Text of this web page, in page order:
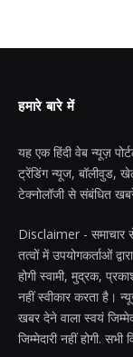
हमारे बारे में
यह एक हिंदी वेब न्यूज़
ट्रेंडिंग न्यूज, बॉलीवुड,
टेक्नोलॉजी से संबंधित
Disclaimer - समाचार
तत्वों में उपयोगकर्ताओं
होगी स्वामी, मुद्रक,
नहीं स्वीकार करता है।
खबर देने वाला स्वयं
जिम्मेदारी नहीं होगी. सभी